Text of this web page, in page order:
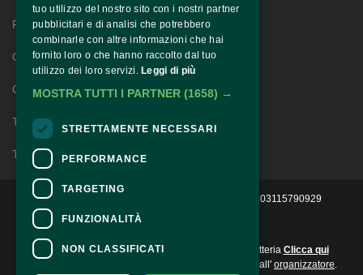
Festival Story
Gospel Story
Contatti
Territorio
Trasparenza
2022 © Ass. Culturale Progetto Evoluzione - P.IVA 03115790929
Per informazioni e supporto all'acquisto della biglietteria Clicca qui
Per informazioni sul programma e l'evento, rivolgersi all' organizzatore.
tuo utilizzo del nostro sito con i nostri partner
pubblicitari e di analisi che potrebbero
combinarle con altre informazioni che hai
fornito loro o che hanno raccolto dal tuo
utilizzo dei loro servizi. Leggi di più
MOSTRA TUTTI I PARTNER (1658) →
STRETTAMENTE NECESSARI
PERFORMANCE
TARGETING
FUNZIONALITÀ
NON CLASSIFICATI